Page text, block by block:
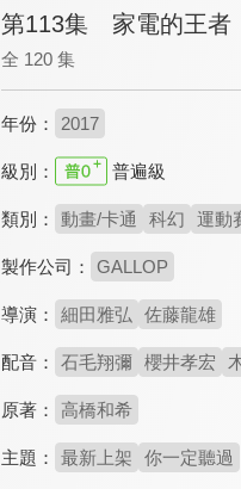
第113集 家電的王者
全 120 集
年份： 2017
級別： 普遍級
類別： 動畫/卡通 科幻 運動
製作公司： GALLOP
導演： 細田雅弘 佐藤龍雄
配音： 石毛翔彌 櫻井孝宏
原著： 高橋和希
主題： 最新上架 你一定聽過